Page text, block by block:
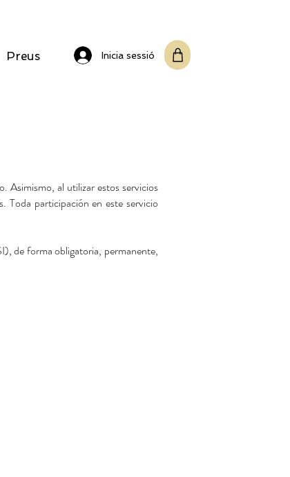
Preus Inicia sessió
Asimismo, al utilizar estos servicios
Toda participación en este servicio
de forma obligatoria, permanente,